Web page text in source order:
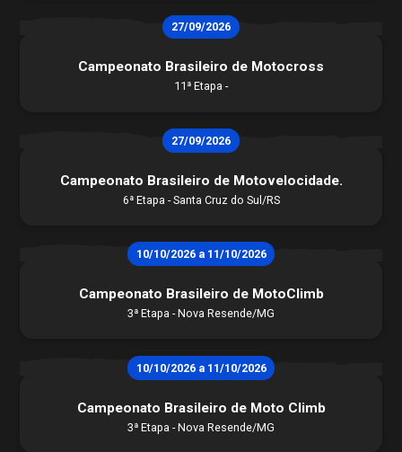
História
Publicações
Notícias
Conheça mais
Seguro Pilotos
Filiação CBM Piloto Estrangeiro 2026
Licença FIM
27/09/2026
Campeonato Brasileiro de Motocross
11ª Etapa -
27/09/2026
Campeonato Brasileiro de Motovelocidade.
6ª Etapa - Santa Cruz do Sul/RS
10/10/2026 a 11/10/2026
Campeonato Brasileiro de MotoClimb
3ª Etapa - Nova Resende/MG
10/10/2026 a 11/10/2026
Campeonato Brasileiro de Moto Climb
3ª Etapa - Nova Resende/MG